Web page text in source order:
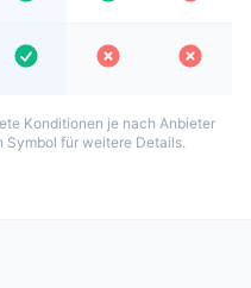
Konditionen je nach Anbieter
Symbol für weitere Details.